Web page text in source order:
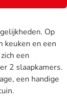
Op
keuken en een
een
2 slaapkamers.
een handige